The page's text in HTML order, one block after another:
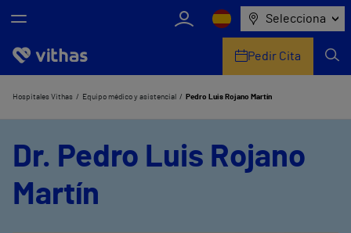
Selecciona
Nosotros
Pedir Cita
Hospitales Vithas Equipo médico y asistencial Pedro Luis Rojano Martín
Dr. Pedro Luis Rojano
Martín